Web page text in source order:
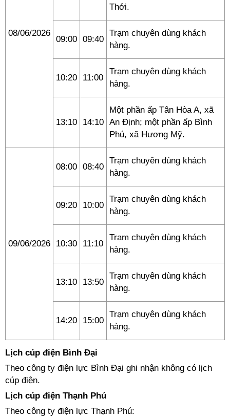
08/06/2026
Thới.
09:00 09:40
Trạm chuyên dùng khách
hàng.
10:20 11:00
Trạm chuyên dùng khách
hàng.
13:10 14:10
Một phần ấp Tân Hòa A, xã
An Định; một phần ấp Bình
Phú, xã Hương Mỹ.
09/06/2026
08:00 08:40
Trạm chuyên dùng khách
hàng.
09:20 10:00
Trạm chuyên dùng khách
hàng.
10:30 11:10
Trạm chuyên dùng khách
hàng.
13:10 13:50
Trạm chuyên dùng khách
hàng.
14:20 15:00
Trạm chuyên dùng khách
hàng.
Lịch cúp điện Bình Đại
Theo công ty điện lực Bình Đại ghi nhận không có lịch
cúp điện.
Lịch cúp điện Thạnh Phú
Theo công ty điện lực Thạnh Phú: